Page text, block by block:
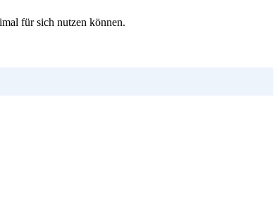
für sich nutzen können.